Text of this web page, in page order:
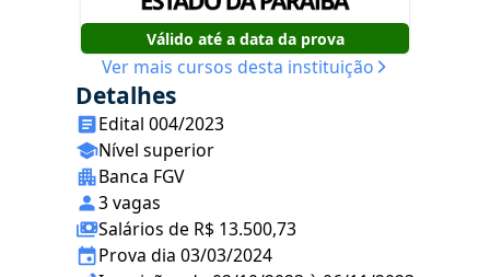
Válido até a data da prova
Ver mais cursos desta instituição
Detalhes
Edital 004/2023
Nível superior
Banca FGV
3 vagas
Salários de R$ 13.500,73
Prova dia 03/03/2024